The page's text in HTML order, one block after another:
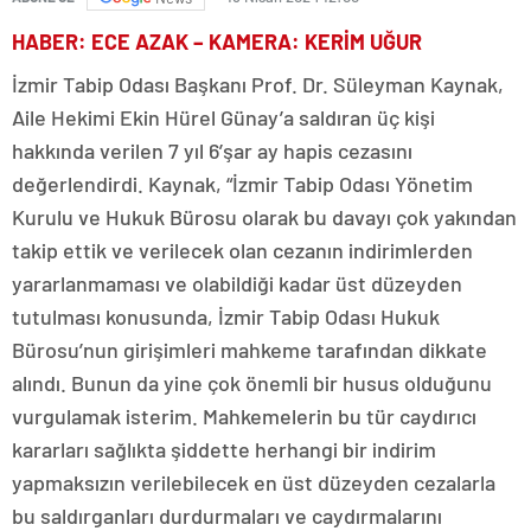
HABER: ECE AZAK – KAMERA: KERİM UĞUR
İzmir Tabip Odası Başkanı Prof. Dr. Süleyman Kaynak,
Aile Hekimi Ekin Hürel Günay’a saldıran üç kişi
hakkında verilen 7 yıl 6’şar ay hapis cezasını
değerlendirdi. Kaynak, “İzmir Tabip Odası Yönetim
Kurulu ve Hukuk Bürosu olarak bu davayı çok yakından
takip ettik ve verilecek olan cezanın indirimlerden
yararlanmaması ve olabildiği kadar üst düzeyden
tutulması konusunda, İzmir Tabip Odası Hukuk
Bürosu’nun girişimleri mahkeme tarafından dikkate
alındı. Bunun da yine çok önemli bir husus olduğunu
vurgulamak isterim. Mahkemelerin bu tür caydırıcı
kararları sağlıkta şiddette herhangi bir indirim
yapmaksızın verilebilecek en üst düzeyden cezalarla
bu saldırganları durdurmaları ve caydırmalarını